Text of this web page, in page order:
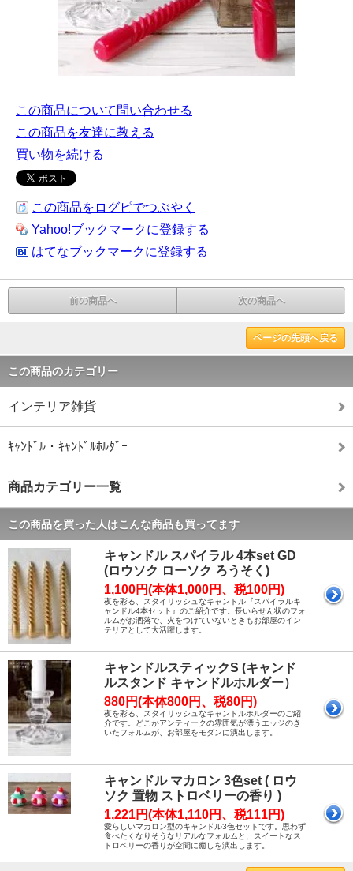
この商品について問い合わせる
この商品を友達に教える
買い物を続ける
この商品をログピでつぶやく
Yahoo!ブックマークに登録する
はてなブックマークに登録する
前の商品へ 次の商品へ
ページの先頭へ戻る
この商品のカテゴリー
インテリア雑貨
ｷｬﾝﾄﾞﾙ・ｷｬﾝﾄﾞﾙﾎﾙﾀﾞｰ
商品カテゴリー一覧
この商品を買った人はこんな商品も買ってます
キャンドル スパイラル 4本set GD
(ロウソク ローソク ろうそく)
1,100円(本体1,000円、税100円)
夜を彩る、スタイリッシュなキャンドル『スパイラルキ
ャンドル4本セット』のご紹介です。長いらせん状のフォ
ルムがお洒落で、火をつけていないときもお部屋のイン
テリアとして大活躍します。
キャンドルスティックS (キャンド
ルスタンド キャンドルホルダー）
880円(本体800円、税80円)
夜を彩る、スタイリッシュなキャンドルホルダーのご紹
介です。どこかアンティークの雰囲気が漂うエッジのき
いたフォルムが、お部屋をモダンに演出します。
キャンドル マカロン 3色set ( ロウ
ソク 置物 ストロベリーの香り )
1,221円(本体1,110円、税111円)
愛らしいマカロン型のキャンドル3色セットです。思わず
食べたくなりそうなリアルなフォルムと、スイートなス
トロベリーの香りが空間に癒しを演出します。